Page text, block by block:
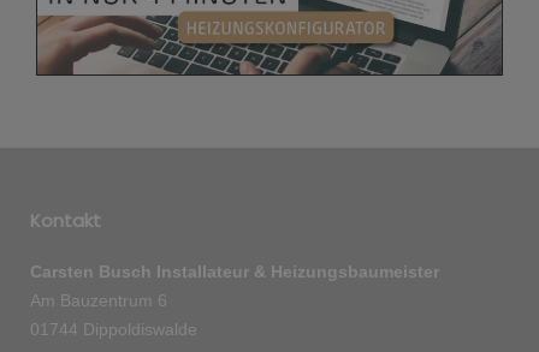
Kontakt
Carsten Busch Installateur & Heizungsbaumeister
Am Bauzentrum 6
01744 Dippoldiswalde